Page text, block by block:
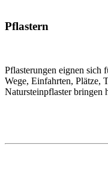
Pflastern
Pflasterungen eignen sich
Wege, Einfahrten, Plätze,
Natursteinpflaster bringen